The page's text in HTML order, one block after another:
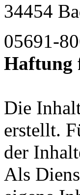
34454
05691-
Haftung
Die
erstellt.
der
Als